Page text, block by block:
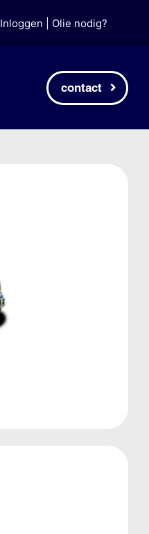
Inloggen Olie nodig?
contact